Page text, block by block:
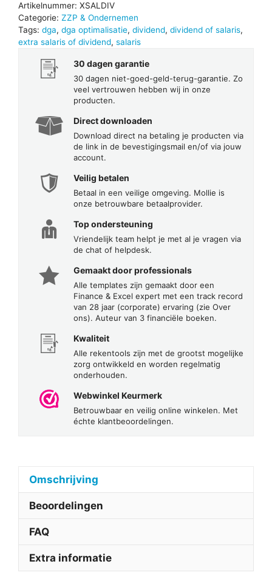
Artikelnummer: XSALDIV
Categorie: ZZP & Ondernemen
Tags: dga, dga optimalisatie, dividend, dividend of salaris,
extra salaris of dividend, salaris
30 dagen garantie
30 dagen niet-goed-geld-terug-garantie. Zo
veel vertrouwen hebben wij in onze
producten.
Direct downloaden
Download direct na betaling je producten via
de link in de bevestigingsmail en/of via jouw
account.
Veilig betalen
Betaal in een veilige omgeving. Mollie is
onze betrouwbare betaalprovider.
Top ondersteuning
Vriendelijk team helpt je met al je vragen via
de chat of helpdesk.
Gemaakt door professionals
Alle templates zijn gemaakt door een
Finance & Excel expert met een track record
van 28 jaar (corporate) ervaring (zie Over
ons). Auteur van 3 financiële boeken.
Kwaliteit
Alle rekentools zijn met de grootst mogelijke
zorg ontwikkeld en worden regelmatig
onderhouden.
Webwinkel Keurmerk
Betrouwbaar en veilig online winkelen. Met
échte klantbeoordelingen.
Omschrijving
Beoordelingen
FAQ
Extra informatie